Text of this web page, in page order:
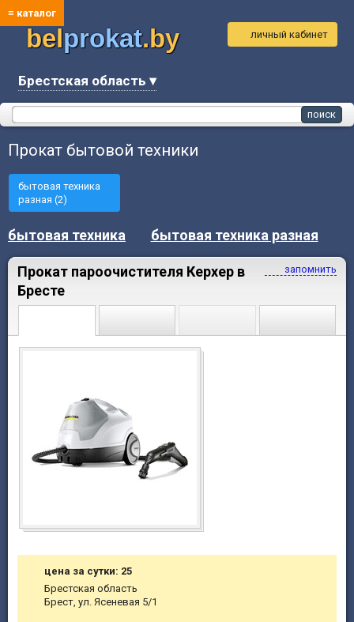
≡ каталог
belprokat.by
Брестская область ▾
личный кабинет
Прокат бытовой техники
бытовая техника
разная (2)
бытовая техника бытовая техника разная
запомнить
Прокат пароочистителя Керхер в
Бресте
цена за сутки: 25
Брестская область
Брест, ул. Ясеневая 5/1